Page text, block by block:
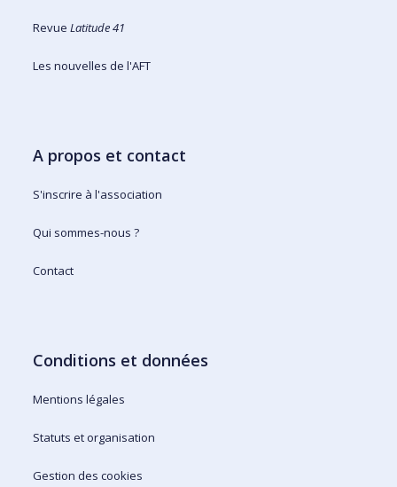
RevueLatitude 41
Les nouvelles de l'AFT
A propos et contact
S'inscrire à l'association
Qui sommes-nous ?
Contact
Conditions et données
Mentions légales
Statuts et organisation
Gestion des cookies